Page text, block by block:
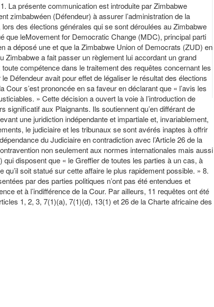
La présente communication est introduite par Zimbabwe
zimbabwéen (Défendeur) à assurer l’administration de la
des élections générales qui se sont déroulées au Zimbabwe
que leMovement for Democratic Change (MDC), principal parti
a déposé une et que la Zimbabwe Union of Democrats (ZUD) en
Zimbabwe a fait passer un règlement lui accordant un grand
compétence dans le traitement des requêtes concernant les
Défendeur avait pour effet de légaliser le résultat des élections
s’est prononcée en sa faveur en déclarant que « l’avis les
» Cette décision a ouvert la voie à l’introduction de
aux Plaignants. Ils soutiennent qu’en différant de
une juridiction indépendante et impartiale et, invariablement,
le judiciaire et les tribunaux se sont avérés inaptes à offrir
du Judiciaire en contradiction avec l’Article 26 de la
non seulement aux normes internationales mais aussi
disposent que « le Greffier de toutes les parties à un cas, à
soit statué sur cette affaire le plus rapidement possible. » 8.
par des parties politiques n’ont pas été entendues et
et à l’indifférence de la Cour. Par ailleurs, 11 requêtes ont été
1, 2, 3, 7(1)(a), 7(1)(d), 13(1) et 26 de la Charte africaine des